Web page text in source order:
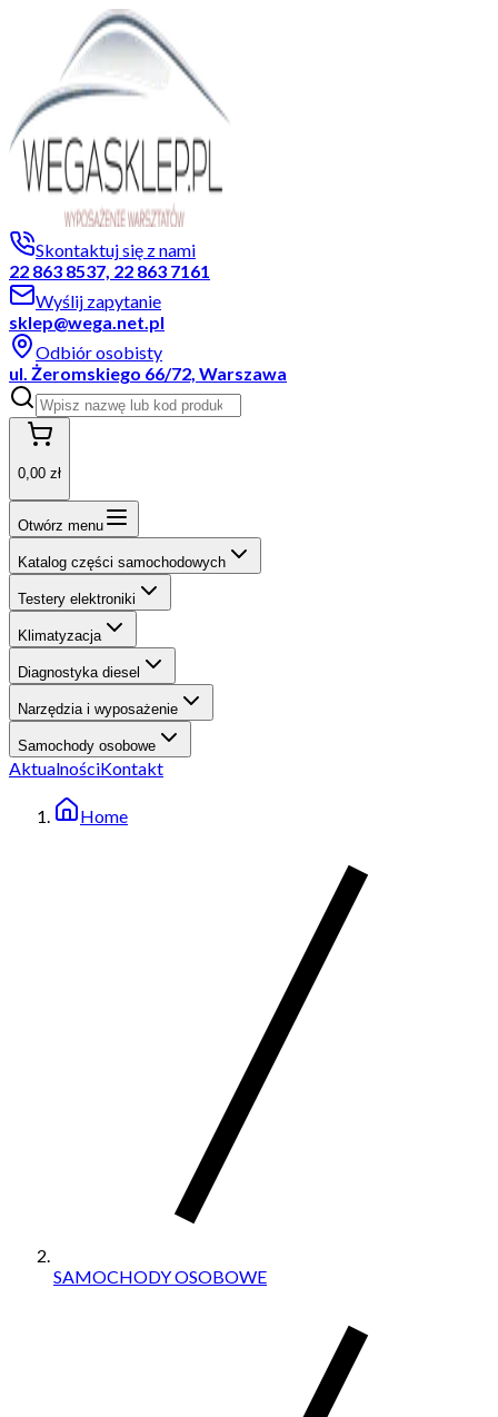
Skontaktuj się z nami
22 863 8537, 22 863 7161
Wyślij zapytanie
sklep@wega.net.pl
Odbiór osobisty
ul. Żeromskiego 66/72, Warszawa
0,00 zł
Otwórz menu
Katalog części samochodowych
Testery elektroniki
Klimatyzacja
Diagnostyka diesel
Narzędzia i wyposażenie
Samochody osobowe
AktualnościKontakt
Home
SAMOCHODY OSOBOWE